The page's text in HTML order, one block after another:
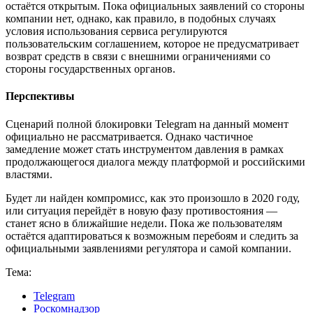
остаётся открытым. Пока официальных заявлений со стороны
компании нет, однако, как правило, в подобных случаях
условия использования сервиса регулируются
пользовательским соглашением, которое не предусматривает
возврат средств в связи с внешними ограничениями со
стороны государственных органов.
Перспективы
Сценарий полной блокировки Telegram на данный момент
официально не рассматривается. Однако частичное
замедление может стать инструментом давления в рамках
продолжающегося диалога между платформой и российскими
властями.
Будет ли найден компромисс, как это произошло в 2020 году,
или ситуация перейдёт в новую фазу противостояния —
станет ясно в ближайшие недели. Пока же пользователям
остаётся адаптироваться к возможным перебоям и следить за
официальными заявлениями регулятора и самой компании.
Тема:
Telegram
Роскомнадзор